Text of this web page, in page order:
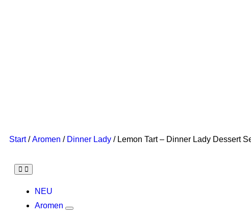
Start/Aromen / Dinner Lady / Lemon Tart – Dinner Lady Dessert
NEU
Aromen